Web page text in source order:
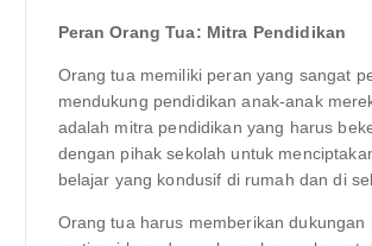
Peran Orang Tua: Mitra Pendidikan
Orang tua memiliki peran yang sangat
mendukung pendidikan anak-anak
adalah mitra pendidikan yang harus
dengan pihak sekolah untuk
belajar yang kondusif di rumah dan di
Orang tua harus memberikan dukungan